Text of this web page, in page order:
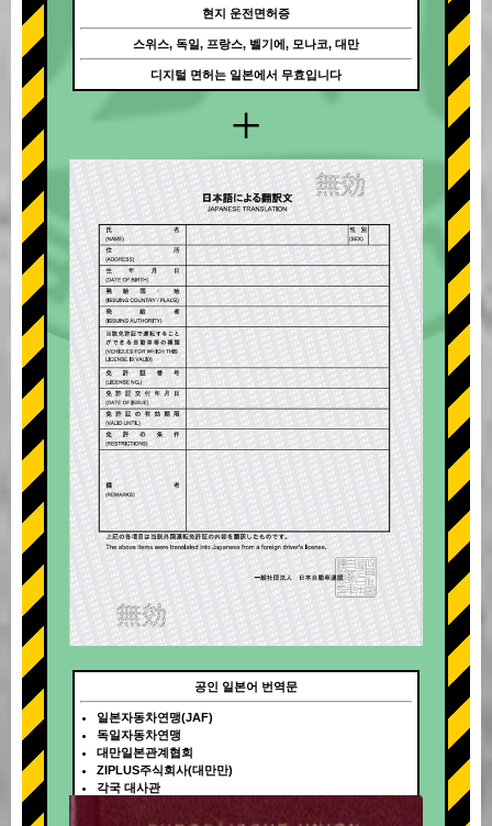
+
현지 운전면허증
스위스, 독일, 프랑스, 벨기에, 모나코, 대만
디지털 면허는 일본에서 무효입니다
공인 일본어 번역문
일본자동차연맹(JAF)
독일자동차연맹
대만일본관계협회
ZIPLUS주식회사(대만만)
각국 대사관